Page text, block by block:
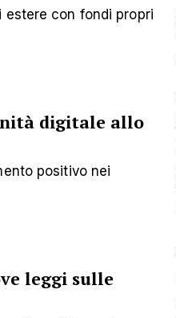
con fondi propri
digitale allo
positivo nei
leggi sulle